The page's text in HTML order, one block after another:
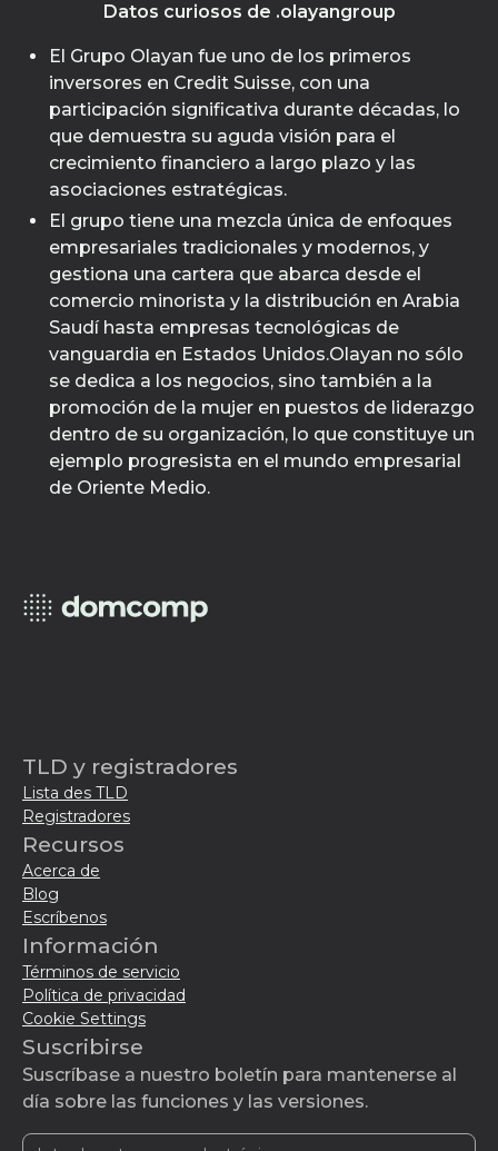
Datos curiosos de .olayangroup
El Grupo Olayan fue uno de los primeros
inversores en Credit Suisse, con una
participación significativa durante décadas, lo
que demuestra su aguda visión para el
crecimiento financiero a largo plazo y las
asociaciones estratégicas.
El grupo tiene una mezcla única de enfoques
empresariales tradicionales y modernos, y
gestiona una cartera que abarca desde el
comercio minorista y la distribución en Arabia
Saudí hasta empresas tecnológicas de
vanguardia en Estados Unidos.Olayan no sólo
se dedica a los negocios, sino también a la
promoción de la mujer en puestos de liderazgo
dentro de su organización, lo que constituye un
ejemplo progresista en el mundo empresarial
de Oriente Medio.
TLD y registradores
Lista des TLD
Registradores
Recursos
Acerca de
Blog
Escríbenos
Información
Términos de servicio
Política de privacidad
Cookie Settings
Suscribirse
Suscríbase a nuestro boletín para mantenerse al
día sobre las funciones y las versiones.